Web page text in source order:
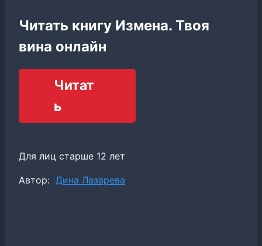
Читать книгу Измена. Твоя
вина онлайн
Читат
ь
Для лиц старше 12 лет
Метки
Автор: Дина Лазарева